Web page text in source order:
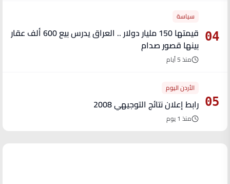
04
سياسة
قيمتها 150 مليار دولار .. العراق يدرس بيع 600 ألف عقار
بينها قصور صدام
منذ 5 أيام
05
الأردن اليوم
رابط إعلان نتائج التوجيهي 2008
منذ 1 يوم